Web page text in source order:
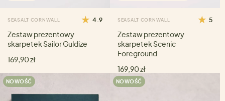
SEASALT CORNWALL 4.9
Zestaw prezentowy
skarpetek Sailor Guldize
169,90 zł
SEASALT CORNWALL 5
Zestaw prezentowy
skarpetek Scenic
Foreground
169,90 zł
NOWOŚĆ NOWOŚĆ